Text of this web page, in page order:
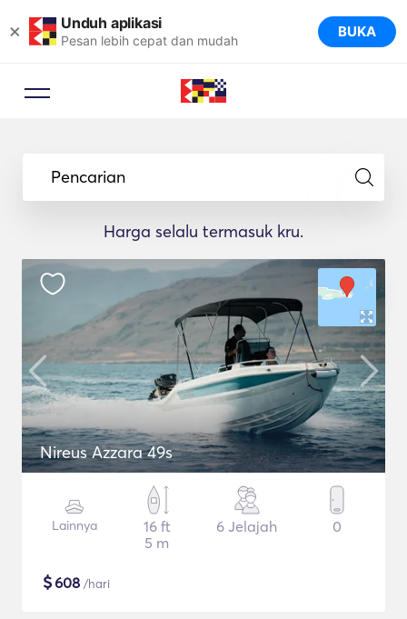
× Unduh aplikasi
Pesan lebih cepat dan mudah BUKA
Pencarian
Harga selalu termasuk kru.
Nireus Azzara 49s
Lainnya
16 ft
5 m
6 Jelajah 0
$608 /hari